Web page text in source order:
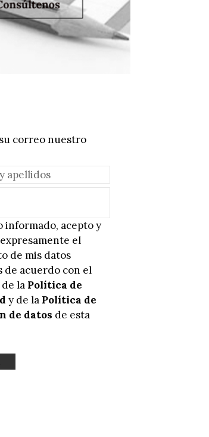
correo nuestro
informado, acepto y
el
de mis datos
de acuerdo con el
la Política de
y de la Política de
de datos de esta